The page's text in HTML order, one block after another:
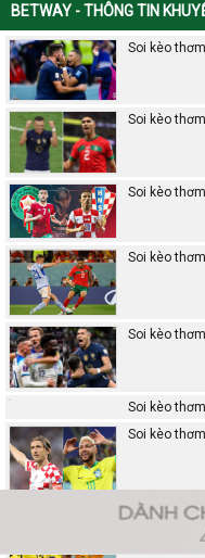
BETWAY - THÔNG TIN
Soi kèo
Soi kèo
Soi kèo
Soi kèo
Soi kèo
Soi kèo
Soi kèo
Soi kèo